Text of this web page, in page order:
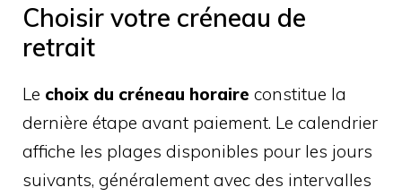
Choisir votre créneau de
retrait
Le choix du créneau horaire constitue la
dernière étape avant paiement. Le calendrier
affiche les plages disponibles pour les jours
suivants, généralement avec des intervalles